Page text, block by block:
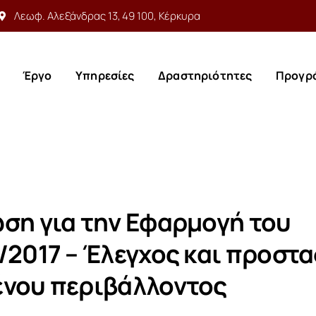
Λεωφ. Αλεξάνδρας 13, 49 100, Κέρκυρα
Έργο Υπηρεσίες Δραστηριότητες
για την Εφαρμογή του
– Έλεγχος και
περιβάλλοντος